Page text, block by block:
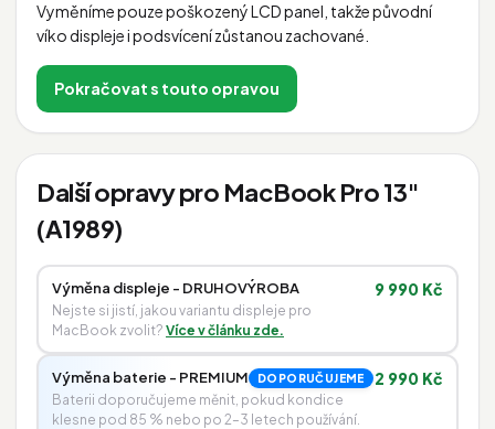
Vyměníme pouze poškozený LCD panel, takže původní
víko displeje i podsvícení zůstanou zachované.
Pokračovat s touto opravou
Další opravy pro MacBook Pro 13"
(A1989)
Výměna displeje - DRUHOVÝROBA
Nejste si jistí, jakou variantu displeje pro
MacBook zvolit? Více v článku zde.
9 990 Kč
Výměna baterie - PREMIUM DOPORUČUJEME
Baterii doporučujeme měnit, pokud kondice
klesne pod 85 % nebo po 2–3 letech používání.
2 990 Kč